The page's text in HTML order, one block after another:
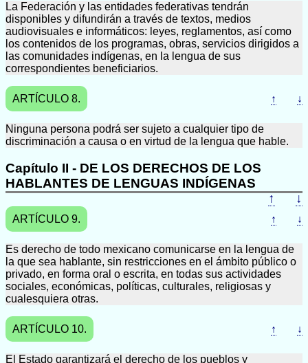
La Federación y las entidades federativas tendrán
disponibles y difundirán a través de textos, medios
audiovisuales e informáticos: leyes, reglamentos, así como
los contenidos de los programas, obras, servicios dirigidos a
las comunidades indígenas, en la lengua de sus
correspondientes beneficiarios.
ARTÍCULO 8. ↑ ↓
Ninguna persona podrá ser sujeto a cualquier tipo de
discriminación a causa o en virtud de la lengua que hable.
Capítulo II - DE LOS DERECHOS DE LOS
HABLANTES DE LENGUAS INDÍGENAS
↑
↓
ARTÍCULO 9. ↑ ↓
Es derecho de todo mexicano comunicarse en la lengua de
la que sea hablante, sin restricciones en el ámbito público o
privado, en forma oral o escrita, en todas sus actividades
sociales, económicas, políticas, culturales, religiosas y
cualesquiera otras.
ARTÍCULO 10. ↑ ↓
El Estado garantizará el derecho de los pueblos y